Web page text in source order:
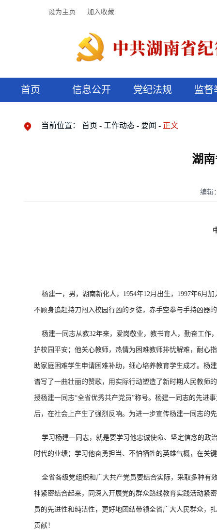
设为主页 加入收藏
首页 信息公开 党纪法规 监督
当前位置： 首页 工作动态 要闻 正文
湖
编辑
杨建一，男，湖南新化人，1954年12月出生，1997年6月
不顾身追赶持刀闯入校园行凶的歹徒，赤手空拳与手持凶器
杨建一同志从教32年来，爱岗敬业，教书育人，勤奋工作
护校园平安；他关心教师，热情为困难教师排忧解难，耐心
助家庭困难学生申请困难补助，细心培养教育学生成才。杨
谱写了一曲壮丽的赞歌，用实际行动塑造了新时期人民教师
授杨建一同志“全省优秀共产党员”称号。杨建一同志的先进
后，在社会上产生了强烈反响。为进一步宣传杨建一同志的
学习杨建一同志，就是要学习他忠诚使命、坚定信念的政
时代的业绩；学习他奋勇担当、不怕牺牲的英雄气概，在关
全省各级党组织和广大共产党员要结合实际，采取多种有
神紧密结合起来，同深入开展党的群众路线教育实践活动紧
员的先进性和纯洁性，更好地团结带领全省广大人民群众，
贡献！